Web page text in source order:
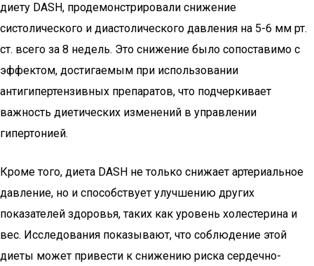
диету DASH, продемонстрировали снижение
систолического и диастолического давления на 5-6 мм рт.
ст. всего за 8 недель. Это снижение было сопоставимо с
эффектом, достигаемым при использовании
антигипертензивных препаратов, что подчеркивает
важность диетических изменений в управлении
гипертонией.
Кроме того, диета DASH не только снижает артериальное
давление, но и способствует улучшению других
показателей здоровья, таких как уровень холестерина и
вес. Исследования показывают, что соблюдение этой
диеты может привести к снижению риска сердечно-